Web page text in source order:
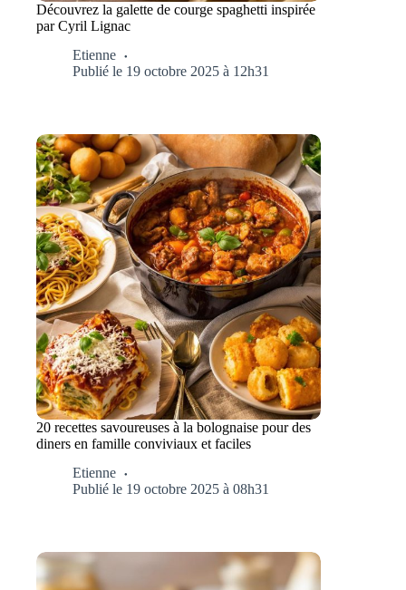
Découvrez la galette de courge spaghetti inspirée
par Cyril Lignac
Etienne
Publié le 19 octobre 2025 à 12h31
20 recettes savoureuses à la bolognaise pour des
diners en famille conviviaux et faciles
Etienne
Publié le 19 octobre 2025 à 08h31